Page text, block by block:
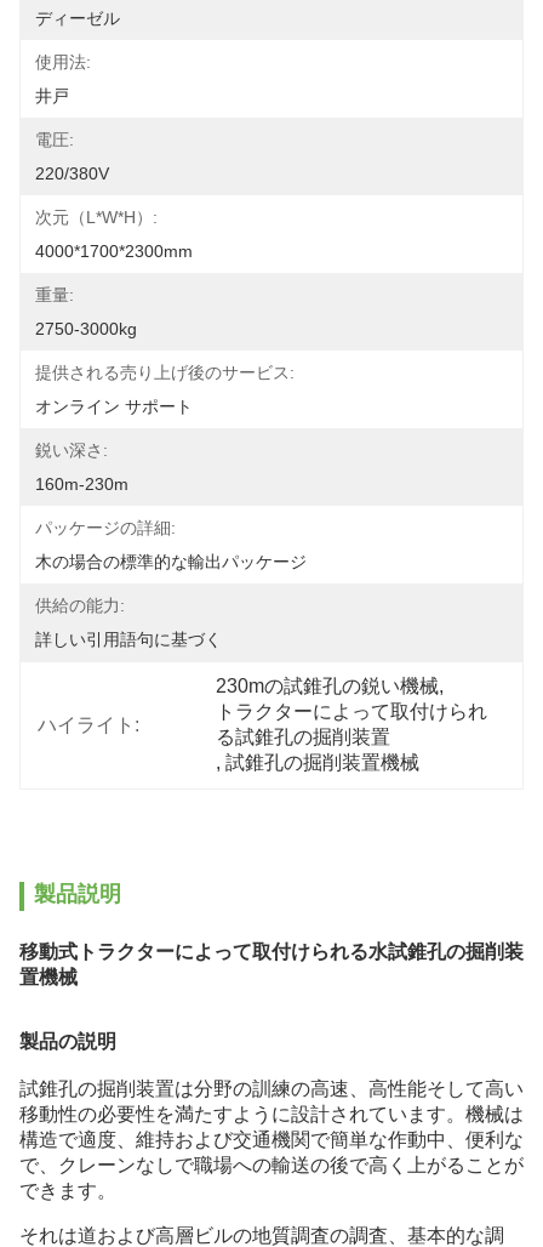
ディーゼル
使用法:
井戸
電圧:
220/380V
次元（l*w*h）:
4000*1700*2300mm
重量:
2750-3000kg
提供される売り上げ後のサービス:
オンライン サポート
鋭い深さ:
160m-230m
パッケージの詳細:
木の場合の標準的な輸出パッケージ
供給の能力:
詳しい引用語句に基づく
ハイライト:
230mの試錐孔の鋭い機械,
トラクターによって取付けられ
る試錐孔の掘削装置
, 試錐孔の掘削装置機械
製品説明
移動式トラクターによって取付けられる水試錐孔の掘削装
置機械
製品の説明
試錐孔の掘削装置は分野の訓練の高速、高性能そして高い
移動性の必要性を満たすように設計されています。機械は
構造で適度、維持および交通機関で簡単な作動中、便利な
で、クレーンなしで職場への輸送の後で高く上がることが
できます。
それは道および高層ビルの地質調査の調査、基本的な調